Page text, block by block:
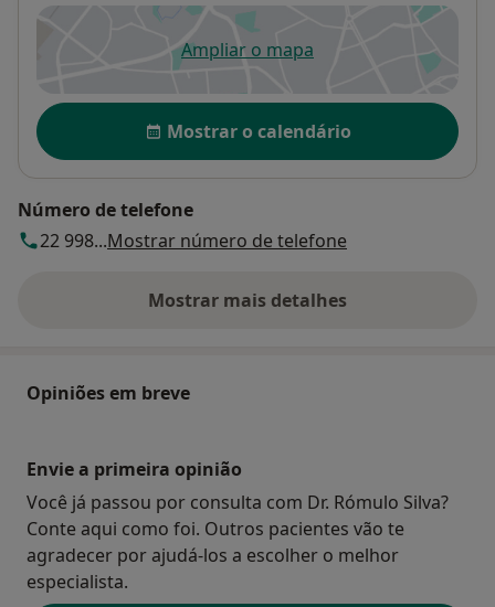
Ampliar o mapaabre num novo separador
Disponibilidade
Mostrar o calendário
Número de telefone
22 998...Mostrar número de telefone
Mostrar mais detalhes
sobre o endereço
Opiniões em breve
Envie a primeira opinião
Você já passou por consulta com Dr. Rómulo Silva?
Conte aqui como foi. Outros pacientes vão te
agradecer por ajudá-los a escolher o melhor
especialista.